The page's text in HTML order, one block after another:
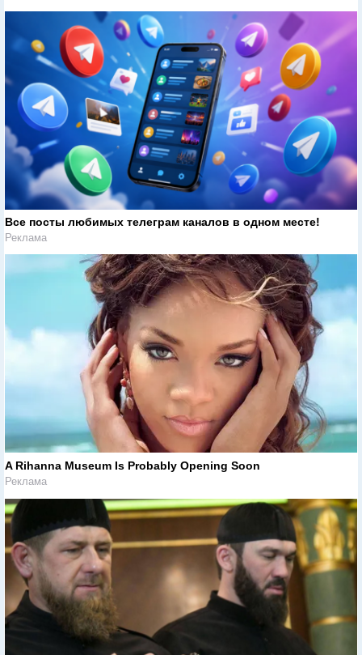
Все посты любимых телеграм каналов в одном месте!
Реклама
A Rihanna Museum Is Probably Opening Soon
Реклама